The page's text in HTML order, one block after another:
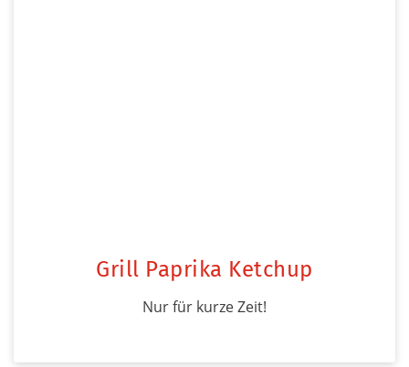
Grill Paprika Ketchup
Nur für kurze Zeit!